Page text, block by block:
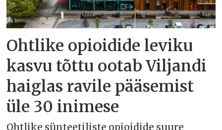
Ohtlike opioidide leviku
kasvu tõttu ootab Viljandi
haiglas ravile pääsemist
üle 30 inimese
Ohtlike sünteetiliste opioidide suure